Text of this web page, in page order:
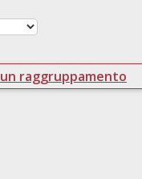
raggruppamento